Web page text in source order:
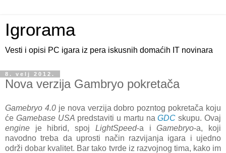
Igrorama
Vesti i opisi PC igara iz pera iskusnih domaćih IT novinara
8. velj 2012.
Nova verzija Gambryo pokretača
Gamebryo 4.0je nova verzija dobro pozntog pokretača koju
će Gamebase USA predstaviti u martu naGDC skupu. Ovaj
engine je hibrid, spoj LightSpeed-a iGamebryo-a, koji
navodno treba da uprosti način razvijanja igara i ujedno
održi dobar kvalitet. Bar tako tvrde iz razvojnog tima, kako im